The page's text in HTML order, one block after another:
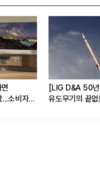
...소비자
[LIG D&A 50
유도무기의 끝